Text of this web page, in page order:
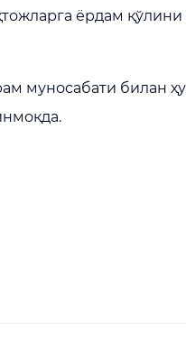
ёрдам қўлини
муносабати билан